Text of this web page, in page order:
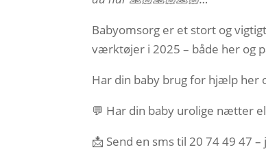
Babyomsorg er et stort og
værktøjer i 2025 – både her og
Har din baby brug for hjælp her
💬 Har din baby urolige nætter
📩 Send en sms til 20 74 49 47